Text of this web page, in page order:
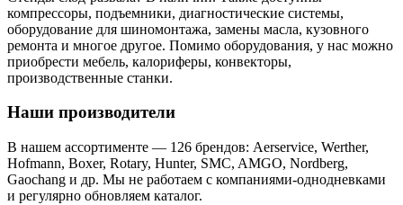
компрессоры, подъемники, диагностические системы,
оборудование для шиномонтажа, замены масла, кузовного
ремонта и многое другое. Помимо оборудования, у нас можно
приобрести мебель, калориферы, конвекторы,
производственные станки.
Наши производители
В нашем ассортименте — 126 брендов: Aerservice, Werther,
Hofmann, Boxer, Rotary, Hunter, SMC, AMGO, Nordberg,
Gaochang и др. Мы не работаем с компаниями-однодневками
и регулярно обновляем каталог.